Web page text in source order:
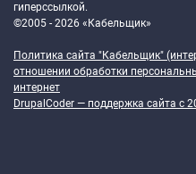
гиперссылкой.
©2005 - 2026 «Кабельщик»
Политика сайта "Кабельщик"
отношении обработки
интернет
DrupalCoder — поддержка сайта c